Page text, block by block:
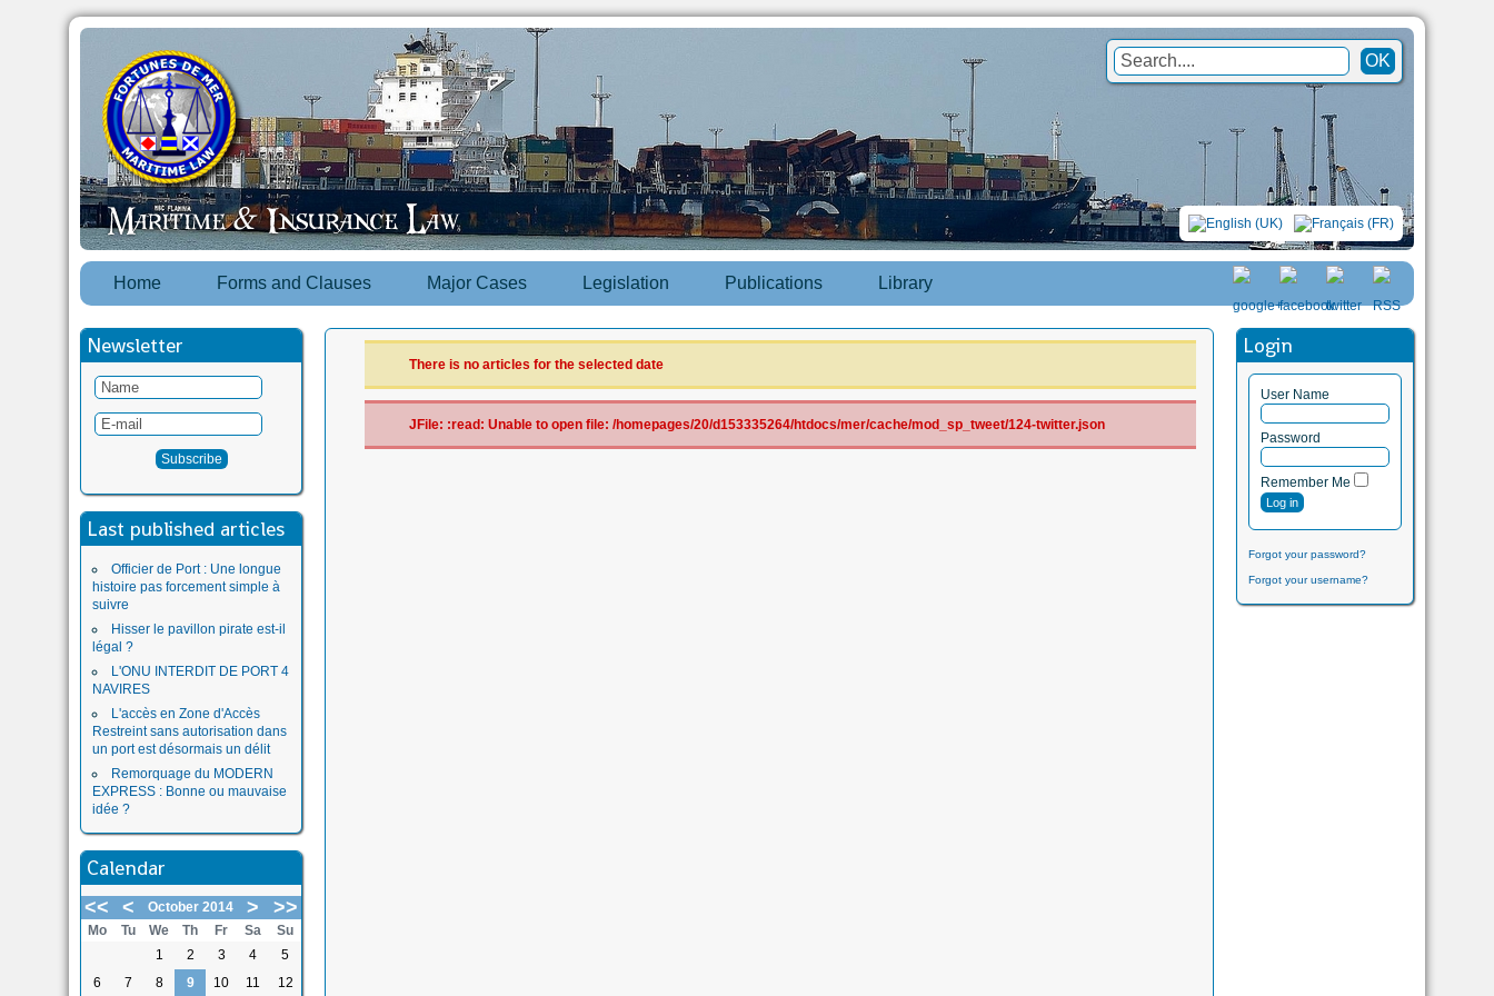
Home Forms and Clauses Major Cases Legislation Publications Library
Newsletter
Last published articles
Officier de Port : Une longue
histoire pas forcement simple à
suivre
Hisser le pavillon pirate est-il
légal ?
L'ONU INTERDIT DE PORT 4
NAVIRES
L'accès en Zone d'Accès
Restreint sans autorisation dans
un port est désormais un délit
Remorquage du MODERN
EXPRESS : Bonne ou mauvaise
idée ?
Calendar
<< < October 2014 > >>
Mo Tu We Th Fr Sa
Su
1
2 3 4
5
6
7 8 9 10 11 12
Login
User Name
Password
Remember Me
Forgot your password?
Forgot your username?
There is no articles for the selected date
JFile: :read: Unable to open file: /homepages/20/d153335264/htdocs/mer/cache/mod_sp_tweet/124-twitter.json